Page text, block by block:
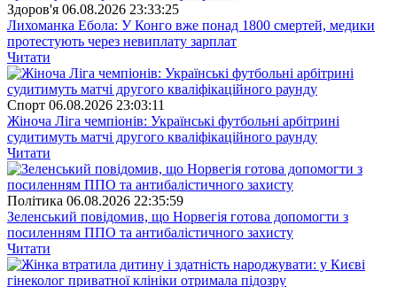
Здоров'я 06.08.2026 23:33:25
Лихоманка Ебола: У Конго вже понад 1800 смертей, медики
протестують через невиплату зарплат
Читати
Спорт 06.08.2026 23:03:11
Жіноча Ліга чемпіонів: Українські футбольні арбітрині
судитимуть матчі другого кваліфікаційного раунду
Читати
Полiтика 06.08.2026 22:35:59
Зеленський повідомив, що Норвегія готова допомогти з
посиленням ППО та антибалістичного захисту
Читати